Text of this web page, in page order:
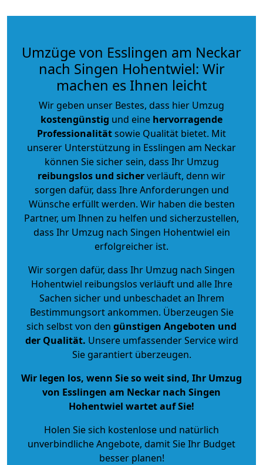
Umzüge von Esslingen am Neckar
nach Singen Hohentwiel: Wir
machen es Ihnen leicht
Wir geben unser Bestes, dass hier Umzug
kostengünstig und eine hervorragende
Professionalitätsowie Qualität bietet. Mit
unserer Unterstützung in Esslingen am Neckar
können Sie sicher sein, dass Ihr Umzug
reibungslos und sicherverläuft, denn wir
sorgen dafür, dass Ihre Anforderungen und
Wünsche erfüllt werden. Wir haben die besten
Partner, um Ihnen zu helfen und sicherzustellen,
dass Ihr Umzug nach Singen Hohentwiel ein
erfolgreicher ist.
Wir sorgen dafür, dass Ihr Umzug nach Singen
Hohentwiel reibungslos verläuft und alle Ihre
Sachen sicher und unbeschadet an Ihrem
Bestimmungsort ankommen. Überzeugen Sie
sich selbst von den günstigen Angeboten und
der Qualität. Unsere umfassender Service wird
Sie garantiert überzeugen.
Wir legen los, wenn Sie so weit sind, Ihr Umzug
von Esslingen am Neckar nach Singen
Hohentwiel wartet auf Sie!
Holen Sie sich kostenlose und natürlich
unverbindliche Angebote, damit Sie Ihr Budget
besser planen!